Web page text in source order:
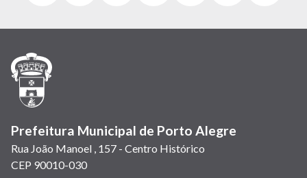
em
janela)
em
em
(link
em
em
em
Prefeitura Municipal de Porto Alegre
Rua João Manoel , 157 - Centro Histórico
CEP 90010-030